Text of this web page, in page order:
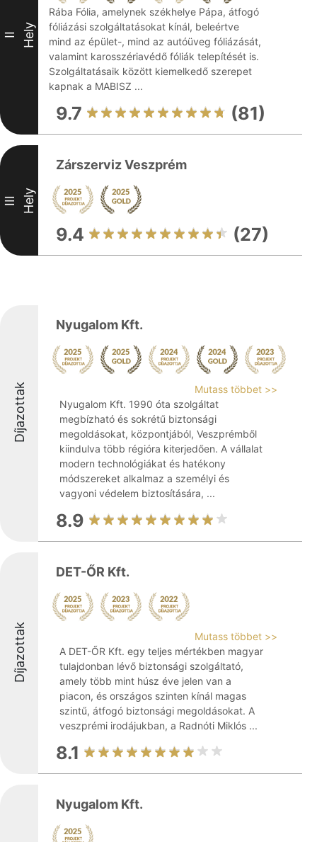
II Hely
Rába Fólia, amelynek székhelye Pápa, átfogó
fóliázási szolgáltatásokat kínál, beleértve
mind az épület-, mind az autóüveg fóliázását,
valamint karosszériavédő fóliák telepítését is.
Szolgáltatásaik között kiemelkedő szerepet
kapnak a MABISZ ...
9.7 (81)
III Hely
Zárszerviz Veszprém
9.4 (27)
Díjazottak
Nyugalom Kft.
Mutass többet >>
Nyugalom Kft. 1990 óta szolgáltat
megbízható és sokrétű biztonsági
megoldásokat, központjából, Veszprémből
kiindulva több régióra kiterjedően. A vállalat
modern technológiákat és hatékony
módszereket alkalmaz a személyi és
vagyoni védelem biztosítására, ...
8.9
Díjazottak
DET-ŐR Kft.
Mutass többet >>
A DET-ŐR Kft. egy teljes mértékben magyar
tulajdonban lévő biztonsági szolgáltató,
amely több mint húsz éve jelen van a
piacon, és országos szinten kínál magas
szintű, átfogó biztonsági megoldásokat. A
veszprémi irodájukban, a Radnóti Miklós ...
8.1
Nyugalom Kft.